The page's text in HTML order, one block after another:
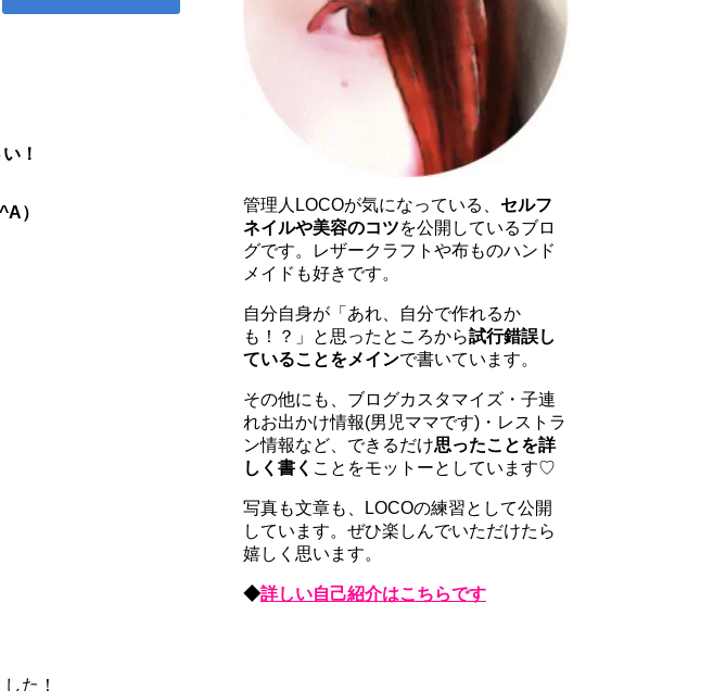
！
）
た！
管理人LOCOが気になっている、 セルフ
ネイルや美容のコツを公開しているブロ
グです。レザークラフトや布ものハンド
メイドも好きです。
自分自身が「あれ、自分で作れるか
も！？」と思ったところから試行錯誤し
ていることをメインで書いています。
その他にも、ブログカスタマイズ・子連
れお出かけ情報(男児ママです)・レストラ
ン情報など、できるだけ思ったことを詳
しく書く ことをモットーとしています♡
写真も文章も、LOCOの練習として公開
しています。ぜひ楽しんでいただけたら
嬉しく思います。
◆詳しい自己紹介はこちらです